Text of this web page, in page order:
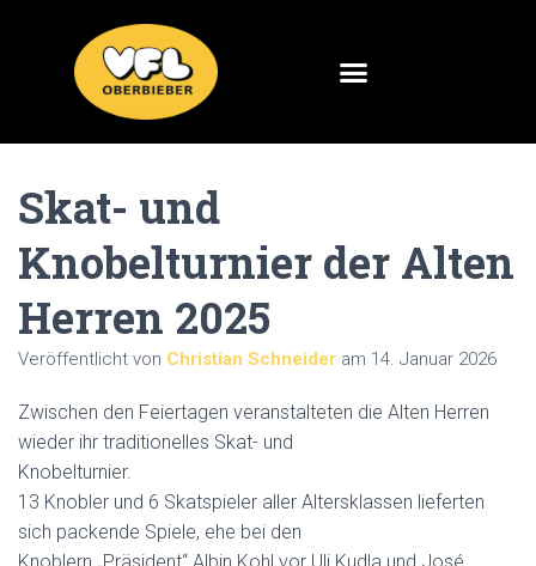
Skat- und
Knobelturnier der Alten
Herren 2025
Veröffentlicht von Christian Schneider am 14. Januar 2026
Zwischen den Feiertagen veranstalteten die Alten Herren
wieder ihr traditionelles Skat- und
Knobelturnier.
13 Knobler und 6 Skatspieler aller Altersklassen lieferten
sich packende Spiele, ehe bei den